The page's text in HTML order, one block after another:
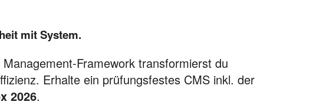
mit System.
Framework transformierst du
Erhalte ein prüfungsfestes CMS inkl. der
2026.